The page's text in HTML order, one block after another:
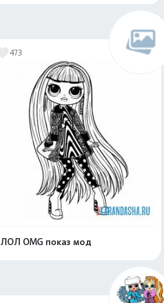
473
ЛОЛ OMG показ мод